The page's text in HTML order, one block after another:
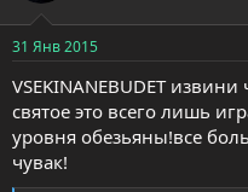
31 Янв 2015
VSEKINANEBUDET
святое это всего лишь
уровня обезьяны!все
чувак!